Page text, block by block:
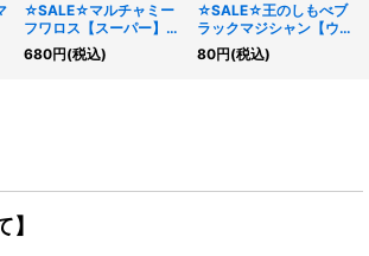
☆SALE☆マルチャミー
フワロス【スーパー】
{LOCH-JP047}《モン
スター》
680円(税込)
☆SALE☆王のしもべブ
ラックマジシャン【ウル
トラ】{LOCH-JP001}
《モンスター》
80円(税込)
】